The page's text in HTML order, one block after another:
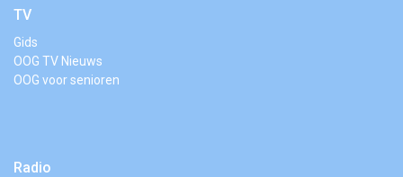
TV
Gids
OOG TV Nieuws
OOG voor senioren
Radio